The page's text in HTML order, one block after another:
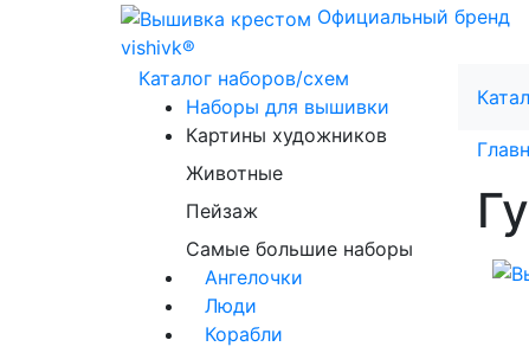
Официальный бренд
vishivk®
Каталог наборов/схем
Наборы для вышивки
Картины художников
Животные
Пейзаж
Самые большие наборы
Ангелочки
Люди
Корабли